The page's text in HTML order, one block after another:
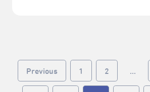
Previous 1 2 ...